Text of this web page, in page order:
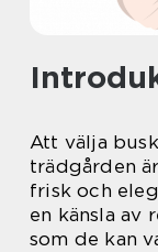
Att välja
trädgården
frisk och
en känsla av
som de kan